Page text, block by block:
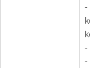
-
-
-